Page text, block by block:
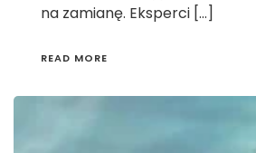
na zamianę. Eksperci […]
READ MORE